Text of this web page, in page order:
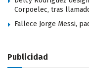
Corpoelec, tras
Fallece Jorge Messi,
Publicidad